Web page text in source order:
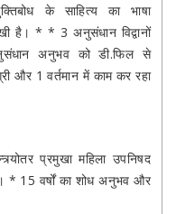
के साहित्य का भाषा
है। * * 3 अनुसंधान विद्वानों
अनुभव को डी.फिल से
और 1 वर्तमान में काम कर रहा
प्रमुखा महिला उपनिषद
* 15 वर्षों का शोध अनुभव और